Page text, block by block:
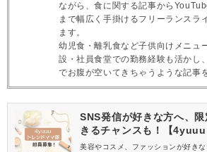
ながら、食に関する記事から
まで幅広く手掛けるフリーランスラ
ます。
幼児食・離乳食など子供向けメニュ
設・社員食堂での勤務経験も活かし
でお腹が空いてきちゃうような記事
SNS発信が好きな方へ、
きるチャンスも！【
員募集中
美容やコスメ、ファッションが好き